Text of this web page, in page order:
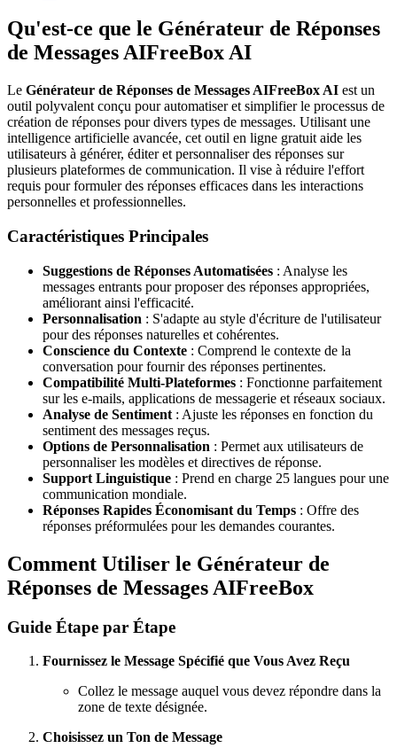
Qu'est-ce que le Générateur de Réponses
de Messages AIFreeBox AI
Le Générateur de Réponses de Messages AIFreeBox AI est un
outil polyvalent conçu pour automatiser et simplifier le processus de
création de réponses pour divers types de messages. Utilisant une
intelligence artificielle avancée, cet outil en ligne gratuit aide les
utilisateurs à générer, éditer et personnaliser des réponses sur
plusieurs plateformes de communication. Il vise à réduire l'effort
requis pour formuler des réponses efficaces dans les interactions
personnelles et professionnelles.
Caractéristiques Principales
Suggestions de Réponses Automatisées : Analyse les
messages entrants pour proposer des réponses appropriées,
améliorant ainsi l'efficacité.
Personnalisation : S'adapte au style d'écriture de l'utilisateur
pour des réponses naturelles et cohérentes.
Conscience du Contexte : Comprend le contexte de la
conversation pour fournir des réponses pertinentes.
Compatibilité Multi-Plateformes : Fonctionne parfaitement
sur les e-mails, applications de messagerie et réseaux sociaux.
Analyse de Sentiment : Ajuste les réponses en fonction du
sentiment des messages reçus.
Options de Personnalisation : Permet aux utilisateurs de
personnaliser les modèles et directives de réponse.
Support Linguistique : Prend en charge 25 langues pour une
communication mondiale.
Réponses Rapides Économisant du Temps : Offre des
réponses préformulées pour les demandes courantes.
Comment Utiliser le Générateur de
Réponses de Messages AIFreeBox
Guide Étape par Étape
Fournissez le Message Spécifié que Vous Avez Reçu
Collez le message auquel vous devez répondre dans la
zone de texte désignée.
Choisissez un Ton de Message